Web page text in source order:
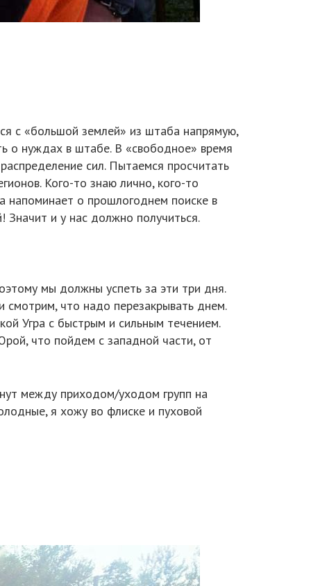
с «большой землей» из штаба напрямую,
о нуждах в штабе. В «свободное» время
сил. Пытаемся просчитать
Кого-то знаю лично, кого-то
напоминает о прошлогоднем поиске в
и у нас должно получиться.
мы должны успеть за эти три дня.
что надо перезакрывать днем.
Угра с быстрым и сильным течением.
что пойдем с западной части, от
между приходом/уходом групп на
я хожу во флиске и пуховой